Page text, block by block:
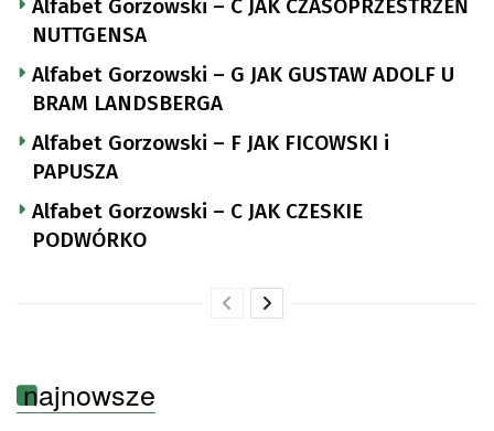
Alfabet Gorzowski – C JAK CZASOPRZESTRZEŃ
NUTTGENSA
Alfabet Gorzowski – G JAK GUSTAW ADOLF U
BRAM LANDSBERGA
Alfabet Gorzowski – F JAK FICOWSKI i
PAPUSZA
Alfabet Gorzowski – C JAK CZESKIE
PODWÓRKO
najnowsze